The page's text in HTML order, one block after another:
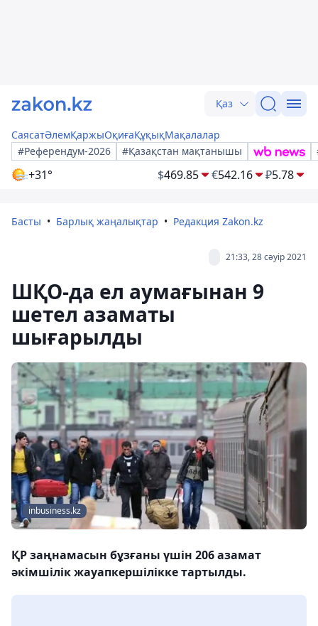
Қаз
СаясатӘлемҚаржыОқиғаҚұқықМақалалар
#Референдум-2026
#Қазақстан мақтанышы
+31° $469.85 €542.16 ₽5.78
Басты Барлық жаңалықтар Редакция Zakon.kz
21:33, 28 сәуір 2021
ШҚО-да ел аумағынан 9
шетел азаматы
шығарылды
inbusiness.kz
ҚР заңнамасын бұзғаны үшін 206 азамат
әкімшілік жауапкершілікке тартылды.